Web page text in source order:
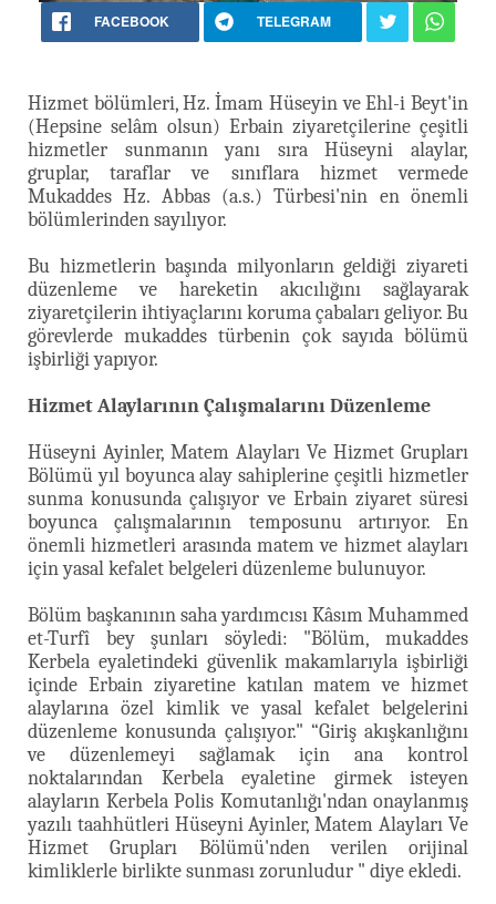
FACEBOOK TELEGRAM
Hizmet bölümleri, Hz. İmam Hüseyin ve Ehl-i Beyt'in
(Hepsine selâm olsun) Erbain ziyaretçilerine çeşitli
hizmetler sunmanın yanı sıra Hüseyni alaylar,
gruplar, taraflar ve sınıflara hizmet vermede
Mukaddes Hz. Abbas (a.s.) Türbesi'nin en önemli
bölümlerinden sayılıyor.
Bu hizmetlerin başında milyonların geldiği ziyareti
düzenleme ve hareketin akıcılığını sağlayarak
ziyaretçilerin ihtiyaçlarını koruma çabaları geliyor. Bu
görevlerde mukaddes türbenin çok sayıda bölümü
işbirliği yapıyor.
Hizmet Alaylarının Çalışmalarını Düzenleme
Hüseyni Ayinler, Matem Alayları Ve Hizmet Grupları
Bölümü yıl boyunca alay sahiplerine çeşitli hizmetler
sunma konusunda çalışıyor ve Erbain ziyaret süresi
boyunca çalışmalarının temposunu artırıyor. En
önemli hizmetleri arasında matem ve hizmet alayları
için yasal kefalet belgeleri düzenleme bulunuyor.
Bölüm başkanının saha yardımcısı Kâsım Muhammed
et-Turfî bey şunları söyledi: "Bölüm, mukaddes
Kerbela eyaletindeki güvenlik makamlarıyla işbirliği
içinde Erbain ziyaretine katılan matem ve hizmet
alaylarına özel kimlik ve yasal kefalet belgelerini
düzenleme konusunda çalışıyor." “Giriş akışkanlığını
ve düzenlemeyi sağlamak için ana kontrol
noktalarından Kerbela eyaletine girmek isteyen
alayların Kerbela Polis Komutanlığı'ndan onaylanmış
yazılı taahhütleri Hüseyni Ayinler, Matem Alayları Ve
Hizmet Grupları Bölümü'nden verilen orijinal
kimliklerle birlikte sunması zorunludur " diye ekledi.